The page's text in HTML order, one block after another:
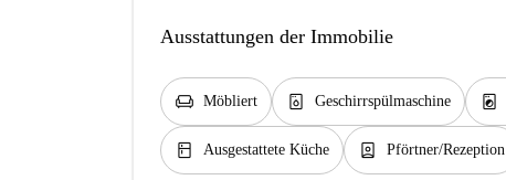
Ausstattungen der Immobilie
chair Möbliert dishwasher_gen Geschirrspülmaschine local_laundry_service
kitchen Ausgestattete Küche person_book Pförtner/Rezeption